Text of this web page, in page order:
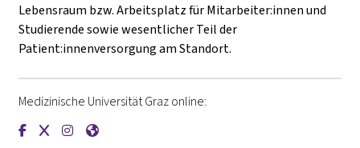
Lebensraum bzw. Arbeitsplatz für Mitarbeiter:innen und
Studierende sowie wesentlicher Teil der
Patient:innenversorgung am Standort.
Medizinische Universität Graz online:
{mlang de}Medizinische Universität Graz{mlang}{mlang
{mlang de}Medizinische Universität Graz{mlang}{mlang
{mlang de}Medizinische Universität
{mlang de}Medizinische Universität